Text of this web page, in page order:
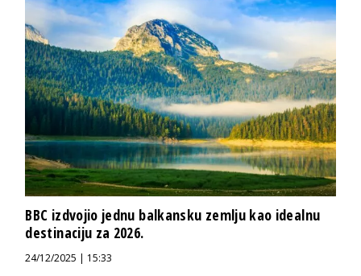
BBC izdvojio jednu balkansku zemlju kao idealnu
destinaciju za 2026.
24/12/2025 | 15:33